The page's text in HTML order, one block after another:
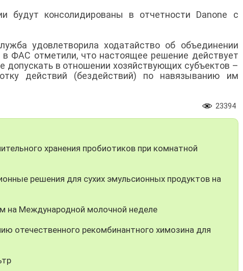
будут консолидированы в отчетности Danone с
удовлетворила ходатайство об объединении
ФАС отметили, что настоящее решение действует
допускать в отношении хозяйствующих субъектов –
действий (бездействий) по навязыванию им
23394
хранения пробиотиков при комнатной
решения для сухих эмульсионных продуктов на
на Международной молочной неделе
отечественного рекомбинантного химозина для